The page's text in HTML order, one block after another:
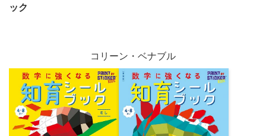
ック
コリーン・ベナブル